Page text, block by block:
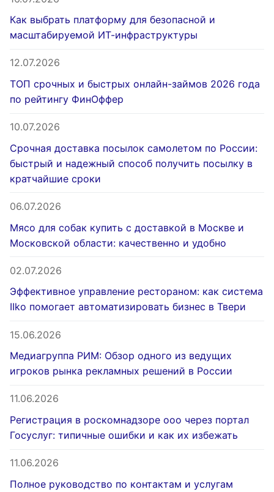
Как выбрать платформу для безопасной и
масштабируемой ИТ-инфраструктуры
12.07.2026
ТОП срочных и быстрых онлайн-займов 2026 года
по рейтингу ФинОффер
10.07.2026
Срочная доставка посылок самолетом по России:
быстрый и надежный способ получить посылку в
кратчайшие сроки
06.07.2026
Мясо для собак купить с доставкой в Москве и
Московской области: качественно и удобно
02.07.2026
Эффективное управление рестораном: как система
IIko помогает автоматизировать бизнес в Твери
15.06.2026
Медиагруппа РИМ: Обзор одного из ведущих
игроков рынка рекламных решений в России
11.06.2026
Регистрация в роскомнадзоре ооо через портал
Госуслуг: типичные ошибки и как их избежать
11.06.2026
Полное руководство по контактам и услугам